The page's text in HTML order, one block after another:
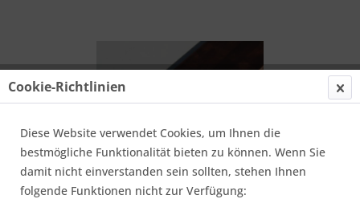
Cookie-Richtlinien
Diese Website verwendet Cookies, um Ihnen die
bestmögliche Funktionalität bieten zu können. Wenn Sie
damit nicht einverstanden sein sollten, stehen Ihnen
folgende Funktionen nicht zur Verfügung: